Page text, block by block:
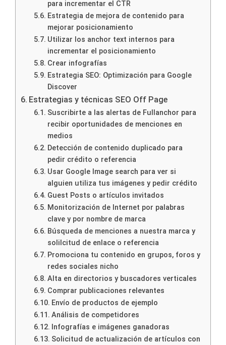
para incrementar el CTR
Estrategia de mejora de contenido para
mejorar posicionamiento
Utilizar los anchor text internos para
incrementar el posicionamiento
Crear infografías
Estrategia SEO: Optimización para Google
Discover
Estrategias y técnicas SEO Off Page
Suscribirte a las alertas de Fullanchor para
recibir oportunidades de menciones en
medios
Detección de contenido duplicado para
pedir crédito o referencia
Usar Google Image search para ver si
alguien utiliza tus imágenes y pedir crédito
Guest Posts o artículos invitados
Monitorización de Internet por palabras
clave y por nombre de marca
Búsqueda de menciones a nuestra marca y
solilcitud de enlace o referencia
Promociona tu contenido en grupos, foros y
redes sociales nicho
Alta en directorios y buscadores verticales
Comprar publicaciones relevantes
Envío de productos de ejemplo
Análisis de competidores
Infografías e imágenes ganadoras
Solicitud de actualización de artículos con